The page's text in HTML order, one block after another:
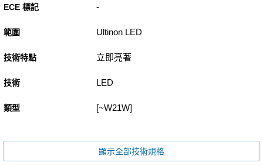
ECE 標記 -
範圍 Ultinon LED
技術特點 立即亮著
技術 LED
類型 [~W21W]
顯示全部技術規格